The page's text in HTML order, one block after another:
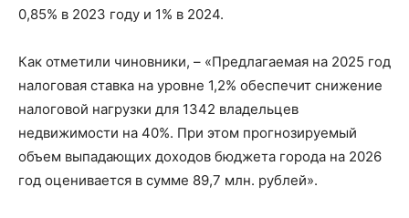
0,85% в 2023 году и 1% в 2024.
Как отметили чиновники, – «Предлагаемая на 2025 год
налоговая ставка на уровне 1,2% обеспечит снижение
налоговой нагрузки для 1342 владельцев
недвижимости на 40%. При этом прогнозируемый
объем выпадающих доходов бюджета города на 2026
год оценивается в сумме 89,7 млн. рублей».